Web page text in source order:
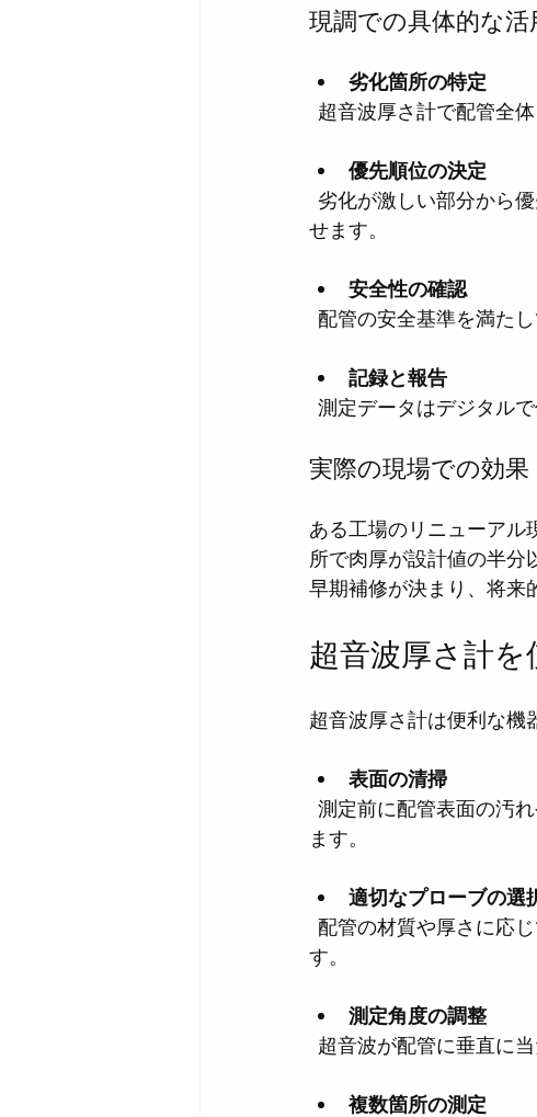
現調での具体的な活
劣化箇所の特定
超音波厚さ計で配管全
優先順位の決定
せます。
安全性の確認
配管の安全基準を満た
記録と報告
測定データはデジタル
実際の現場での効果
ある工場のリニューアル
所で肉厚が設計値の半分
早期補修が決まり、将来
超音波厚さ計を
超音波厚さ計は便利な機
表面の清掃
ます。
適切なプローブの選
す。
測定角度の調整
超音波が配管に垂直に
複数箇所の測定